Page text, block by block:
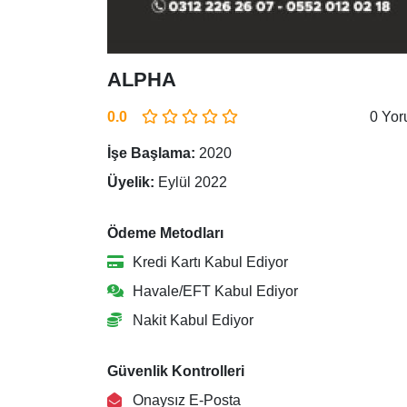
ALPHA
0.0 0
İşe Başlama: 2020
Üyelik: Eylül 2022
Ödeme Metodları
Kredi Kartı Kabul Ediyor
Havale/EFT Kabul Ediyor
Nakit Kabul Ediyor
Güvenlik Kontrolleri
Onaysız E-Posta